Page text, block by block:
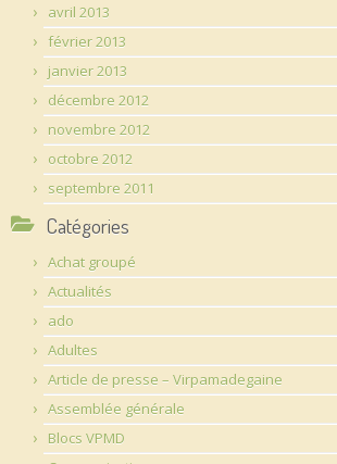
avril 2013
février 2013
janvier 2013
décembre 2012
novembre 2012
octobre 2012
septembre 2011
Catégories
Achat groupé
Actualités
ado
Adultes
Article de presse – Virpamadegaine
Assemblée générale
Blocs VPMD